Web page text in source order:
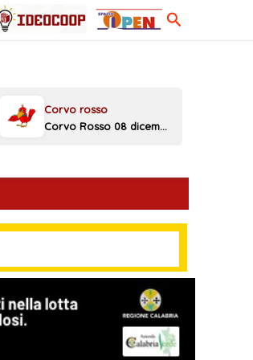
Cerca
Corvo Rosso 08 dicembre 2025